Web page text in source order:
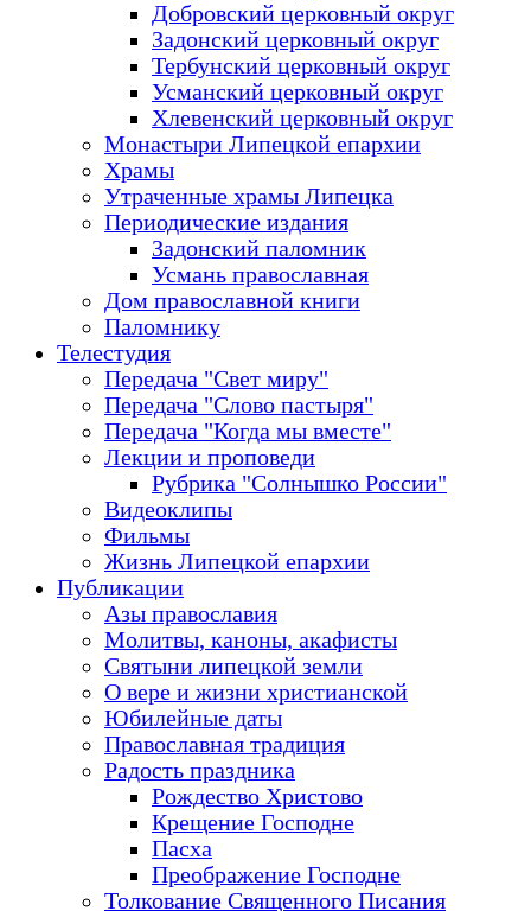
Добровский церковный округ
Задонский церковный округ
Тербунский церковный округ
Усманский церковный округ
Хлевенский церковный округ
Монастыри Липецкой епархии
Храмы
Утраченные храмы Липецка
Периодические издания
Задонский паломник
Усмань православная
Дом православной книги
Паломнику
Телестудия
Передача "Свет миру"
Передача "Слово пастыря"
Передача "Когда мы вместе"
Лекции и проповеди
Рубрика "Солнышко России"
Видеоклипы
Фильмы
Жизнь Липецкой епархии
Публикации
Азы православия
Молитвы, каноны, акафисты
Святыни липецкой земли
О вере и жизни христианской
Юбилейные даты
Православная традиция
Радость праздника
Рождество Христово
Крещение Господне
Пасха
Преображение Господне
Толкование Священного Писания